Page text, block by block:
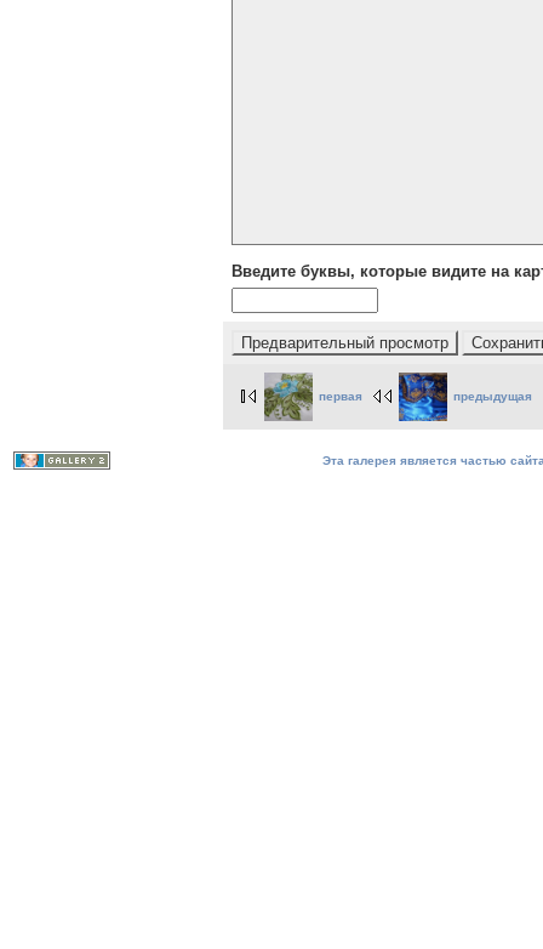
Введите буквы, которые видите на
первая предыдущая
Эта галерея является частью